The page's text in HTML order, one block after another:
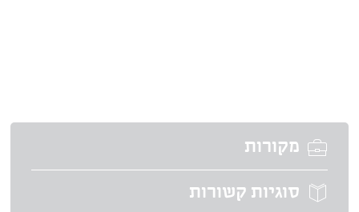
מקורות
סוגיות קשורות